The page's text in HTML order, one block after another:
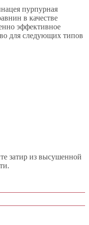
пурпурная
в качестве
эффективное
для следующих типов
затир из высушенной